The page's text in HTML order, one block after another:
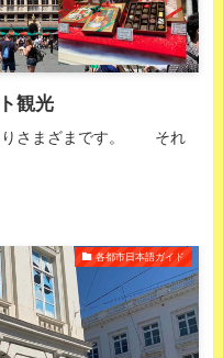
観光
りさまざまです。 それ
各都市日本語ガイド